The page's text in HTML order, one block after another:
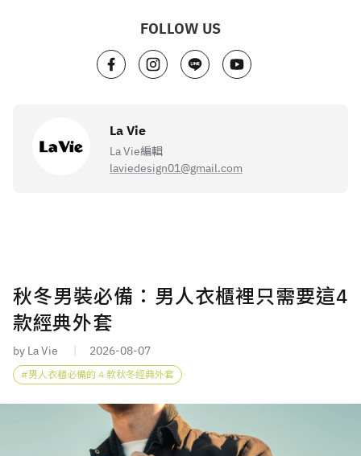
FOLLOW US
La Vie
La Vie編輯
laviedesign01@gmail.com
秋冬男裝必備：男人衣櫃裡只需要這4
款經典外套
by La Vie 2026-08-07
男人衣櫃必備的 4 款秋冬經典外套